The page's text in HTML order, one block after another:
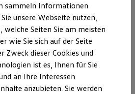
Konnektivität
6
Versionen und Updates
sammeln Informationen
unsere Webseite nutzen,
welche Seiten Sie am meisten
wie Sie sich auf der Seite
Zweck dieser Cookies und
ist es, Ihnen für Sie
an Ihre Interessen
anzubieten. Sie werden